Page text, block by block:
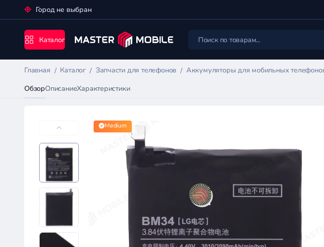
Город не выбран
Каталог
Главная Каталог Запчасти для телефонов Аккумуляторы для мобильных
ОбзорОписаниеХарактеристики
Medium